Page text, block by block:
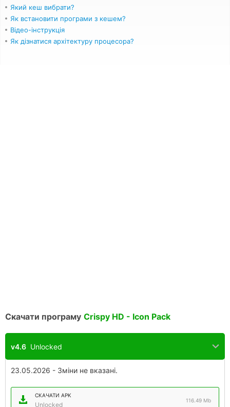
Який кеш вибрати?
Як встановити програми з кешем?
Відео-інструкція
Як дізнатися архітектуру процесора?
Скачати програму Crispy HD - Icon Pack
v4.6 Unlocked
23.05.2026 - Зміни не вказані.
СКАЧАТИ APK
Unlocked
116.49 Mb